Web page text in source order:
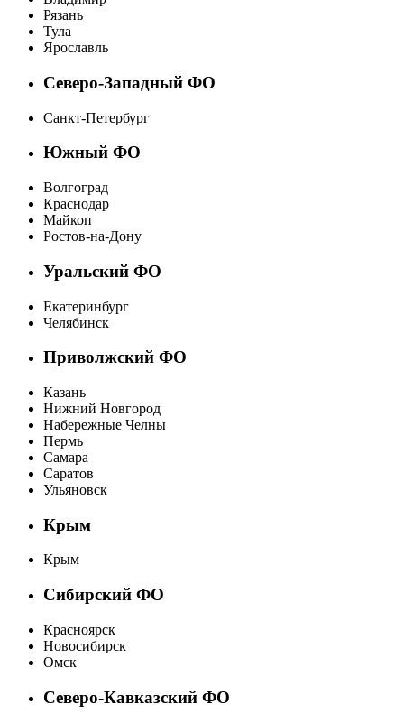
Рязань
Тула
Ярославль
Северо-Западный ФО
Санкт-Петербург
Южный ФО
Волгоград
Краснодар
Майкоп
Ростов-на-Дону
Уральский ФО
Екатеринбург
Челябинск
Приволжский ФО
Казань
Нижний Новгород
Набережные Челны
Пермь
Самара
Саратов
Ульяновск
Крым
Крым
Сибирский ФО
Красноярск
Новосибирск
Омск
Северо-Кавказский ФО